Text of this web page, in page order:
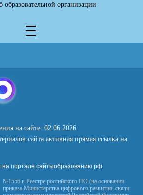
образовательной организации
на сайте: 02.06.2026
сайта активная прямая ссылка на
на портале сайтыобразованию.рф
№1556 в Реестре российского ПО (на основании
приказа Министерства цифрового развития, связи